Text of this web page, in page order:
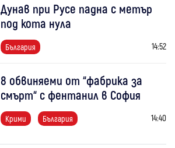
Дунав при Русе падна с метър
под кота нула
България 14:52
8 обвиняеми от “фабрика за
смърт“ с фентанил в София
Крими България 14:40